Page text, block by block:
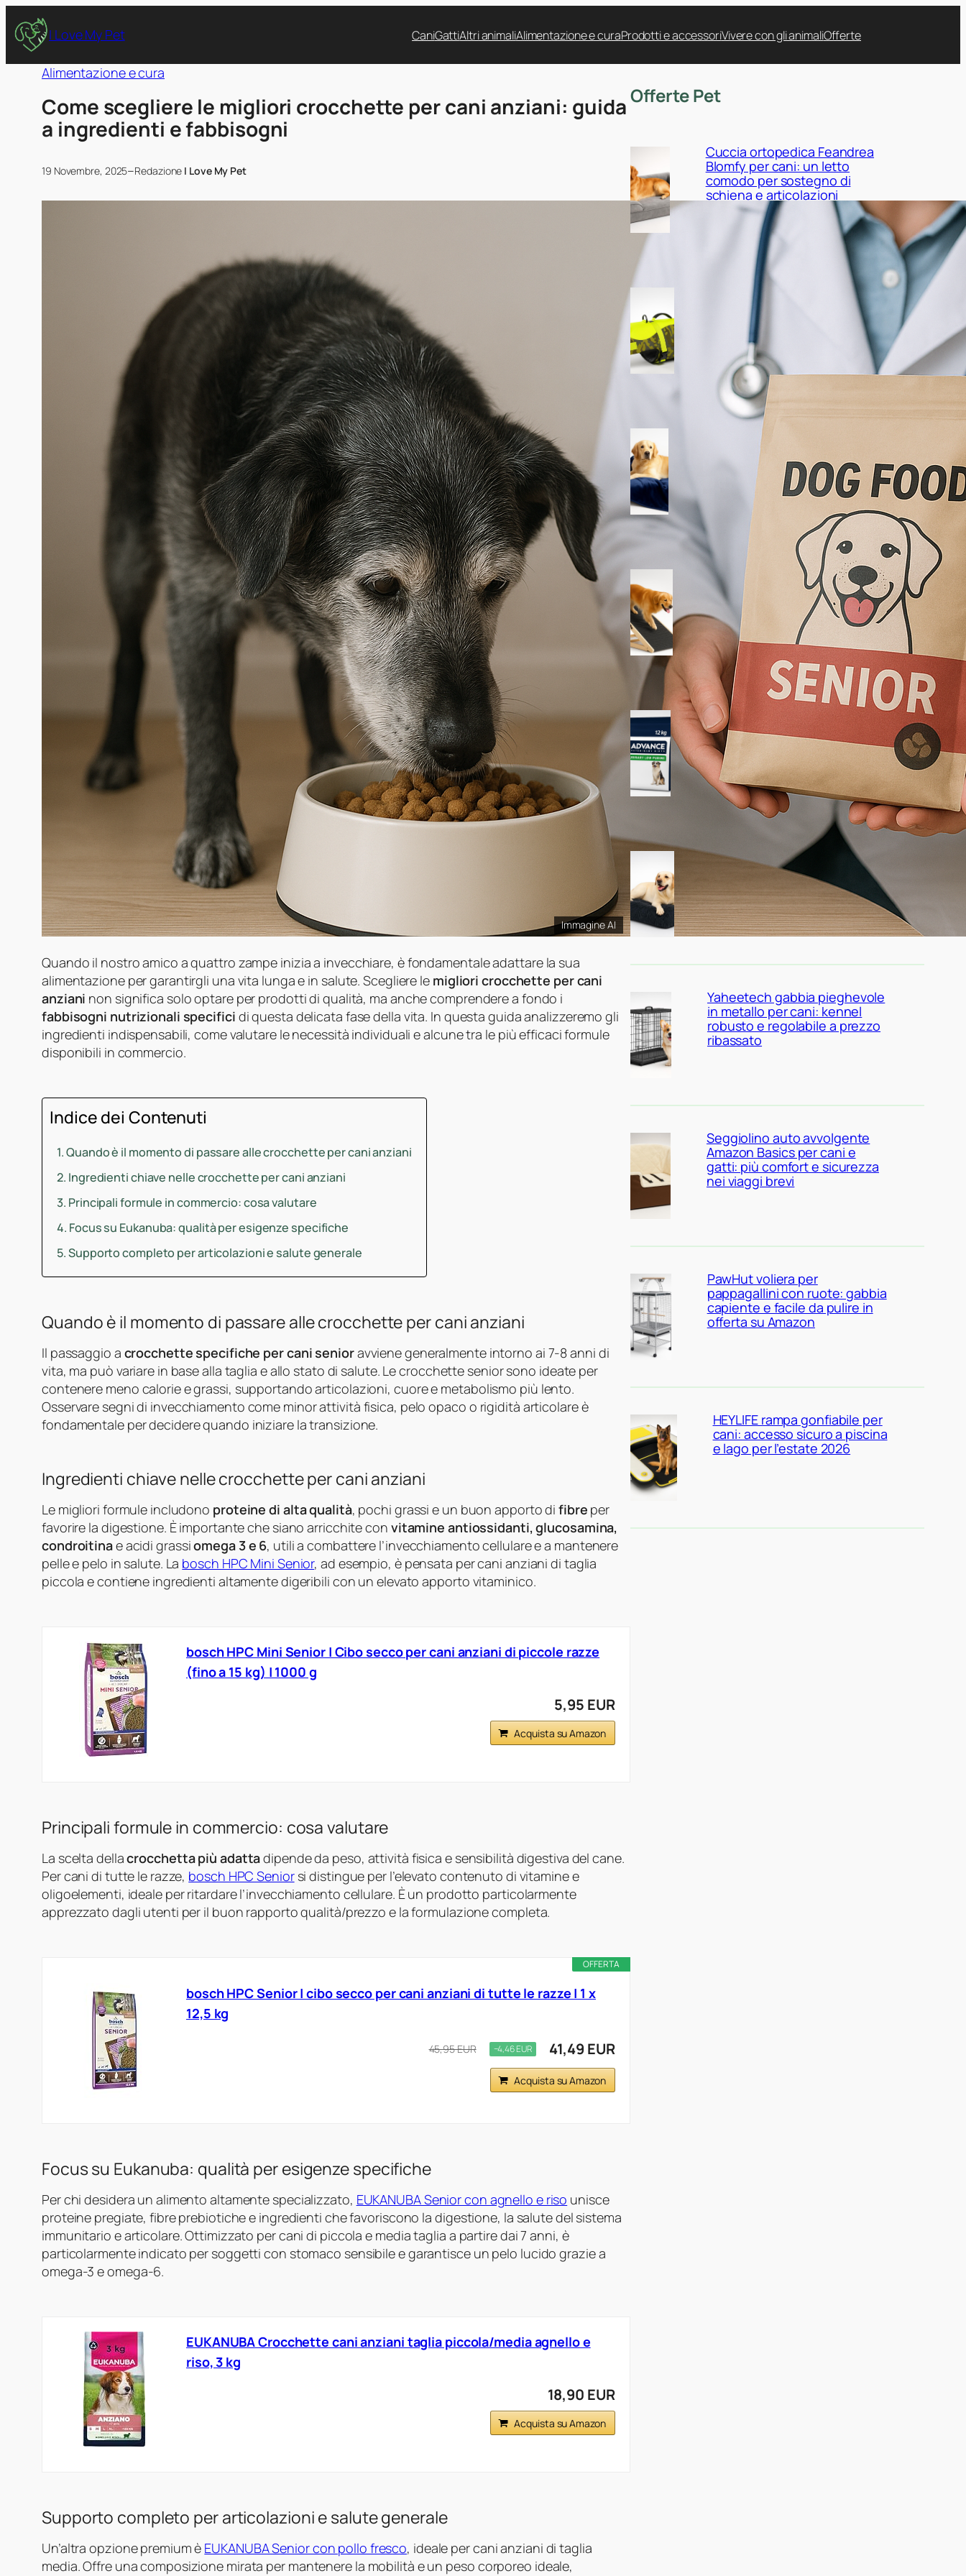
I Love My Pet CaniGattiAltri animaliAlimentazione e curaProdotti e accessoriVivere con gli animaliOfferte
Alimentazione e cura
Come scegliere le migliori crocchette per cani anziani: guida
a ingredienti e fabbisogni
19 Novembre, 2025–Redazione I Love My Pet
Immagine AI
Quando il nostro amico a quattro zampe inizia a invecchiare, è fondamentale adattare la sua
alimentazione per garantirgli una vita lunga e in salute. Scegliere le migliori crocchette per cani
anziani non significa solo optare per prodotti di qualità, ma anche comprendere a fondo i
fabbisogni nutrizionali specifici di questa delicata fase della vita. In questa guida analizzeremo gli
ingredienti indispensabili, come valutare le necessità individuali e alcune tra le più efficaci formule
disponibili in commercio.
Indice dei Contenuti
Quando è il momento di passare alle crocchette per cani anziani
Ingredienti chiave nelle crocchette per cani anziani
Principali formule in commercio: cosa valutare
Focus su Eukanuba: qualità per esigenze specifiche
Supporto completo per articolazioni e salute generale
Quando è il momento di passare alle crocchette per cani anziani
Il passaggio a crocchette specifiche per cani senioravviene generalmente intorno ai 7-8 anni di
vita, ma può variare in base alla taglia e allo stato di salute. Le crocchette senior sono ideate per
contenere meno calorie e grassi, supportando articolazioni, cuore e metabolismo più lento.
Osservare segni di invecchiamento come minor attività fisica, pelo opaco o rigidità articolare è
fondamentale per decidere quando iniziare la transizione.
Ingredienti chiave nelle crocchette per cani anziani
Le migliori formule includono proteine di alta qualità, pochi grassi e un buon apporto difibre per
favorire la digestione. È importante che siano arricchite con vitamine antiossidanti, glucosamina,
condroitinae acidi grassiomega 3 e 6, utili a combattere l’invecchiamento cellulare e a mantenere
pelle e pelo in salute. La bosch HPC Mini Senior, ad esempio, è pensata per cani anziani di taglia
piccola e contiene ingredienti altamente digeribili con un elevato apporto vitaminico.
bosch HPC Mini Senior | Cibo secco per cani anziani di piccole razze
(fino a 15 kg) | 1000 g
5,95 EUR
Acquista su Amazon
Principali formule in commercio: cosa valutare
La scelta dellacrocchetta più adattadipende da peso, attività fisica e sensibilità digestiva del cane.
Per cani di tutte le razze, bosch HPC Seniorsi distingue per l’elevato contenuto di vitamine e
oligoelementi, ideale per ritardare l’invecchiamento cellulare. È un prodotto particolarmente
apprezzato dagli utenti per il buon rapporto qualità/prezzo e la formulazione completa.
OFFERTA
bosch HPC Senior | cibo secco per cani anziani di tutte le razze | 1 x
12,5 kg
45,95 EUR −4,46 EUR 41,49 EUR
Acquista su Amazon
Focus su Eukanuba: qualità per esigenze specifiche
Per chi desidera un alimento altamente specializzato, EUKANUBA Senior con agnello e riso unisce
proteine pregiate, fibre prebiotiche e ingredienti che favoriscono la digestione, la salute del sistema
immunitario e articolare. Ottimizzato per cani di piccola e media taglia a partire dai 7 anni, è
particolarmente indicato per soggetti con stomaco sensibile e garantisce un pelo lucido grazie a
omega-3 e omega-6.
EUKANUBA Crocchette cani anziani taglia piccola/media agnello e
riso, 3 kg
18,90 EUR
Acquista su Amazon
Supporto completo per articolazioni e salute generale
Un’altra opzione premium è EUKANUBA Senior con pollo fresco, ideale per cani anziani di taglia
media. Offre una composizione mirata per mantenere la mobilità e un peso corporeo ideale,
Offerte Pet
Cuccia ortopedica Feandrea
Blomfy per cani: un letto
comodo per sostegno di
schiena e articolazioni
Giubbotto di salvataggio
Queenmore per cani:
sicurezza in acqua tra mare,
lago e piscina
Coperta impermeabile
Dreamzie per cani e gatti:
proteggere divano e letto con
un telo morbido e lavabile
Rampa iPetba per cani grandi:
accesso sicuro a letto e
divano senza stress per le
articolazioni
Advance Veterinary Diets
Urinary Low Purine per cani:
quando può aiutare davvero i
problemi urinari
KSIIA cuscino XL per cani
taglia grande: materassino
morbido e lavabile ideale per
l’interno
Yaheetech gabbia pieghevole
in metallo per cani: kennel
robusto e regolabile a prezzo
ribassato
Seggiolino auto avvolgente
Amazon Basics per cani e
gatti: più comfort e sicurezza
nei viaggi brevi
PawHut voliera per
pappagallini con ruote: gabbia
capiente e facile da pulire in
offerta su Amazon
HEYLIFE rampa gonfiabile per
cani: accesso sicuro a piscina
e lago per l’estate 2026